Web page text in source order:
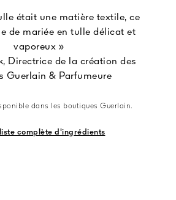
était une matière textile, ce
de mariée en tulle délicat et
vaporeux »
Directrice de la création des
Guerlain & Parfumeure
dans les boutiques Guerlain.
complète d'ingrédients